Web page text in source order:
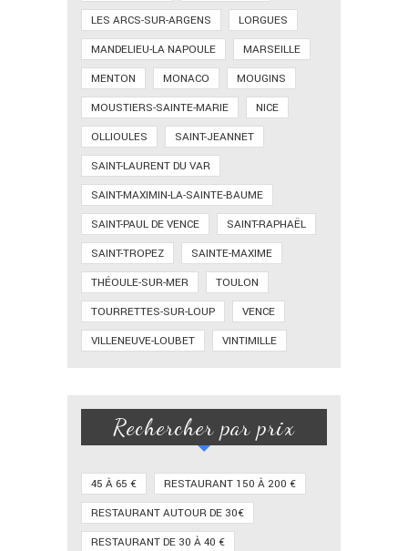
LES ARCS-SUR-ARGENS
LORGUES
MANDELIEU-LA NAPOULE
MARSEILLE
MENTON
MONACO
MOUGINS
MOUSTIERS-SAINTE-MARIE
NICE
OLLIOULES
SAINT-JEANNET
SAINT-LAURENT DU VAR
SAINT-MAXIMIN-LA-SAINTE-BAUME
SAINT-PAUL DE VENCE
SAINT-RAPHAËL
SAINT-TROPEZ
SAINTE-MAXIME
THÉOULE-SUR-MER
TOULON
TOURRETTES-SUR-LOUP
VENCE
VILLENEUVE-LOUBET
VINTIMILLE
Rechercher par prix
45 À 65 €
RESTAURANT 150 À 200 €
RESTAURANT AUTOUR DE 30€
RESTAURANT DE 30 À 40 €